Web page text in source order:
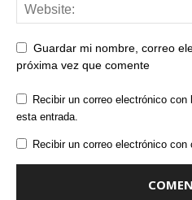
Guardar mi nombre, correo
próxima vez que comente
Recibir un correo electrónico
esta entrada.
Recibir un correo electrónico con